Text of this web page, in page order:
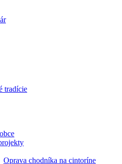
tradície
Oprava chodníka na cintoríne